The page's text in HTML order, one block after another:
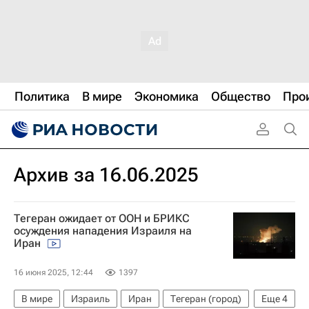
Политика В мире Экономика Общество
Архив за 16.06.2025
Тегеран ожидает от ООН и БРИКС
осуждения нападения Израиля на
Иран
16 июня 2025, 12:44 1397
Еще4
В мире Израиль Иран Тегеран (город)